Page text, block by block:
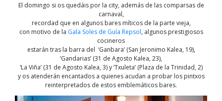
El domingo si os quedáis por la city, además de las comparsas de
carnaval,
recordad que en algunos bares míticos de la parte vieja,
con motivo de la Gala Soles de Guía Repsol, algunos prestigiosos
cocineros
estarán tras la barra del ‘Ganbara’ (San Jeronimo Kalea, 19),
‘Gandarias’ (31 de Agosto Kalea, 23),
‘La Viña’ (31 de Agosto Kalea, 3) y ‘Txuleta’ (Plaza de la Trinidad, 2)
y os atenderán encantados a quienes acudan a probar los pintxos
reinterpretados de estos emblemáticos bares.